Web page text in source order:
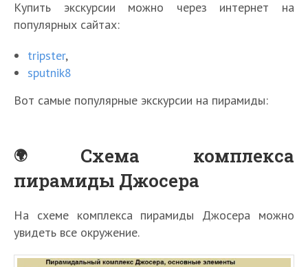
Купить экскурсии можно через интернет на
популярных сайтах:
tripster,
sputnik8
Вот самые популярные экскурсии на пирамиды:
Схема комплекса
пирамиды Джосера
На схеме комплекса пирамиды Джосера можно
увидеть все окружение.